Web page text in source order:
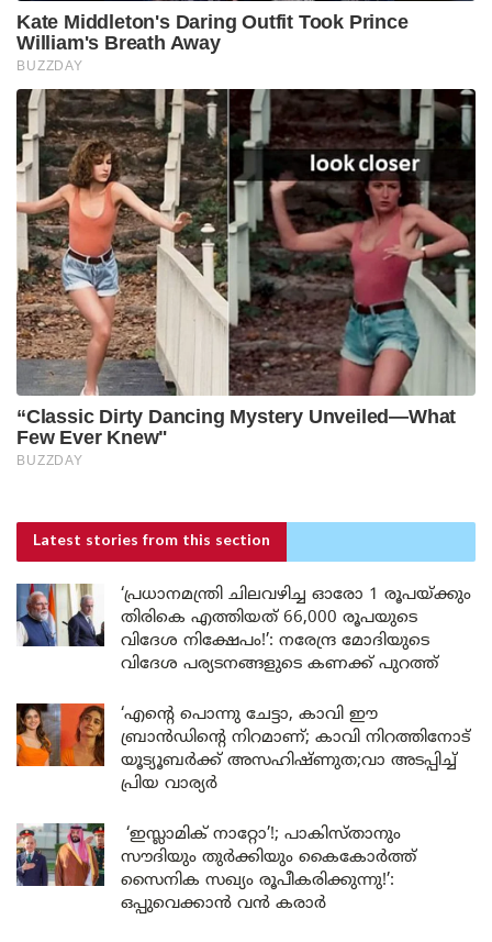
Latest stories from this section
‘പ്രധാനമന്ത്രി ചിലവഴിച്ച ഓരോ 1 രൂപയ്ക്കും
തിരികെ എത്തിയത് 66,000 രൂപയുടെ
വിദേശ നിക്ഷേപം!’: നരേന്ദ്ര മോദിയുടെ
വിദേശ പര്യടനങ്ങളുടെ കണക്ക് പുറത്ത്
‘എന്റെ പൊന്നു ചേട്ടാ, കാവി ഈ
ബ്രാൻഡിന്റെ നിറമാണ്; കാവി നിറത്തിനോട്
യൂട്യൂബർക്ക് അസഹിഷ്ണുത;വാ അടപ്പിച്ച്
പ്രിയ വാര്യർ
‘ഇസ്ലാമിക് നാറ്റോ’!; പാകിസ്താനും
സൗദിയും തുർക്കിയും കൈകോർത്ത്
സൈനിക സഖ്യം രൂപീകരിക്കുന്നു!’:
ഒപ്പുവെക്കാൻ വൻ കരാർ